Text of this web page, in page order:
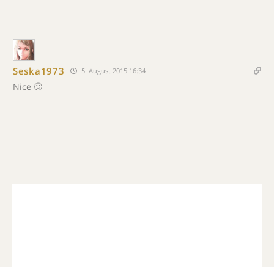
Seska1973 5. August 2015 16:34
Nice 🙂